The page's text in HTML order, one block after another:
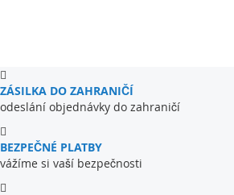
ZÁSILKA DO ZAHRANIČÍ
odeslání objednávky do zahraničí
BEZPEČNÉ PLATBY
vážíme si vaší bezpečnosti